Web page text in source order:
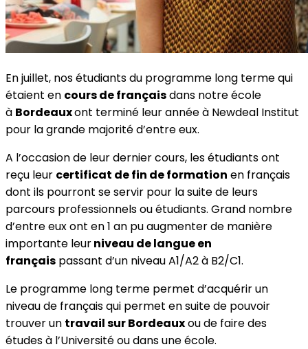
En juillet, nos étudiants du programme long terme qui
étaient en cours de françaisdans notre école
à Bordeauxont terminé leur année à Newdeal Institut
pour la grande majorité d’entre eux.
A l’occasion de leur dernier cours, les étudiants ont
reçu leur certificat de fin de formation en français
dont ils pourront se servir pour la suite de leurs
parcours professionnels ou étudiants. Grand nombre
d’entre eux ont en 1 an pu augmenter de manière
importante leurniveau de langue en
français passant d’un niveau A1/A2 à B2/C1.
Le programme long terme permet d’acquérir un
niveau de français qui permet en suite de pouvoir
trouver un travail sur Bordeauxou de faire des
études à l’Université ou dans une école.